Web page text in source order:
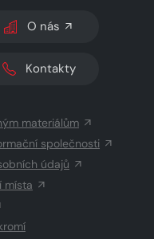
O nás
Kontakty
materiálům
společnosti
údajů
místa